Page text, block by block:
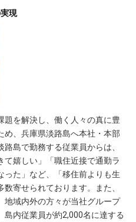
現
題を解決し、働く人々の真に豊
め、兵庫県淡路島へ本社・本部
島で勤務する従業員からは、
て嬉しい」「職住近接で通勤ラ
った」など、「移住前よりも生
寄せられております。また、
地域内外の方々が当社グループ
内従業員が約2,000名に達する